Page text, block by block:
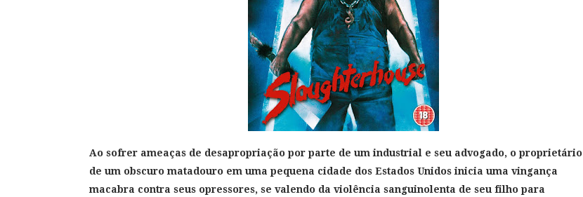
Ao sofrer ameaças de desapropriação por parte de um industrial e seu advogado, o proprietário
de um obscuro matadouro em uma pequena cidade dos Estados Unidos inicia uma vingança
macabra contra seus opressores, se valendo da violência sanguinolenta de seu filho para